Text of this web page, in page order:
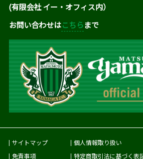
(有限会社 イー・オフィス内）
お問い合わせはこちら まで
サイトマップ
個人情報取り扱い
免責事項
特定商取引法に基づく表